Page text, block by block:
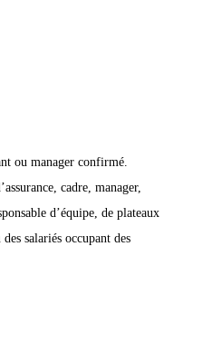
ou manager confirmé.
cadre, manager,
d’équipe, de plateaux
salariés occupant des